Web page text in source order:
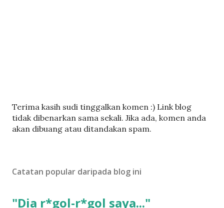
C
a
t
l
Terima kasih sudi tinggalkan komen :) Link blog
tidak dibenarkan sama sekali. Jika ada, komen anda
akan dibuang atau ditandakan spam.
Catatan popular daripada blog ini
"Dia r*gol-r*gol saya..."